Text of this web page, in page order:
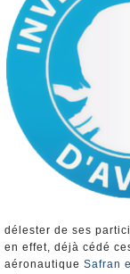
délester de ses
en effet, déjà cédé
aéronautique Safran